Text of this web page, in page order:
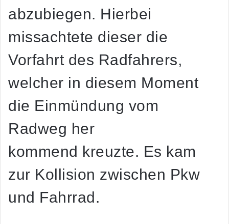
abzubiegen. Hierbei
missachtete dieser die
Vorfahrt des Radfahrers,
welcher in diesem Moment
die Einmündung vom
Radweg her
kommend kreuzte. Es kam
zur Kollision zwischen Pkw
und Fahrrad.